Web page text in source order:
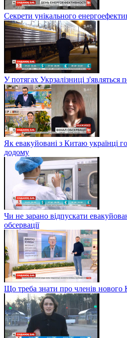
Секрети унікального
У потягах Укрзалізниці з'являться
Як евакуйовані з Китаю українці
додому
Чи не зарано відпускати
обсервації
Що треба знати про членів нового